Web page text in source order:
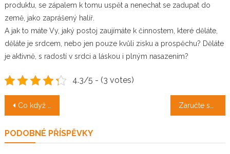
produktu, se zápalem k tomu uspět a nenechat se zadupat do
země, jako zaprášený halíř.
A jak to máte Vy, jaký postoj zaujímáte k činnostem, které děláte,
děláte je srdcem, nebo jen pouze kvůli zisku a prospěchu? Děláte
je aktivně, s radostí v srdci a láskou i plným nasazením?
4.3/5 - (3 votes)
Navigace
příspěvek
Co když chybí peníze?
PODOBNÉ PŘÍSPĚVKY